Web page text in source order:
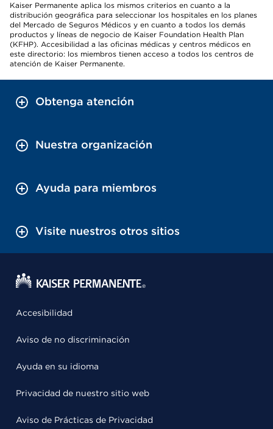
Kaiser Permanente aplica los mismos criterios en cuanto a la
distribución geográfica para seleccionar los hospitales en los planes
del Mercado de Seguros Médicos y en cuanto a todos los demás
productos y líneas de negocio de Kaiser Foundation Health Plan
(KFHP). Accesibilidad a las oficinas médicas y centros médicos en
este directorio: los miembros tienen acceso a todos los centros de
atención de Kaiser Permanente.
Obtenga atención
Nuestra organización
Ayuda para miembros
Visite nuestros otros sitios
Accesibilidad
Aviso de no discriminación
Ayuda en su idioma
Privacidad de nuestro sitio web
Aviso de Prácticas de Privacidad